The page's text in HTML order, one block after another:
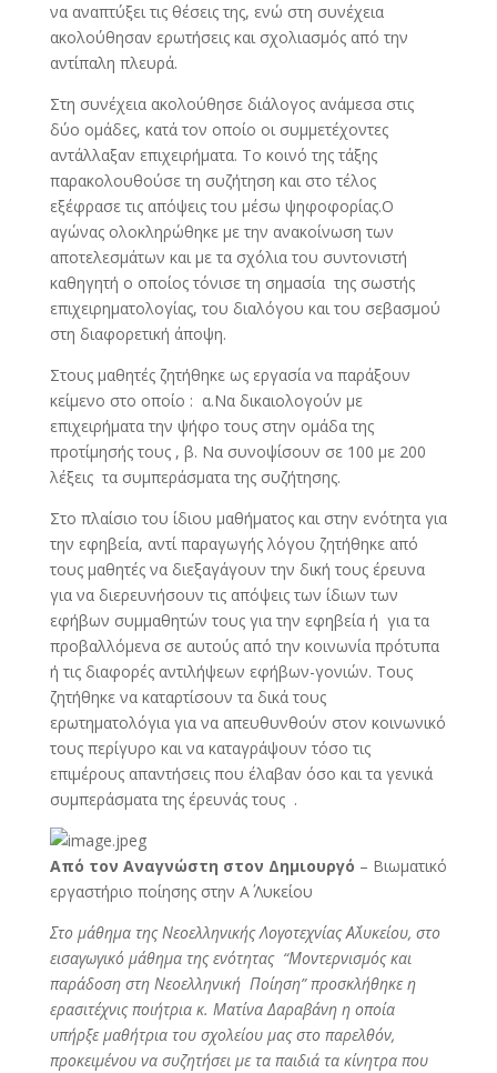
να αναπτύξει τις θέσεις της, ενώ στη συνέχεια
ακολούθησαν ερωτήσεις και σχολιασμός από την
αντίπαλη πλευρά.
Στη συνέχεια ακολούθησε διάλογος ανάμεσα στις
δύο ομάδες, κατά τον οποίο οι συμμετέχοντες
αντάλλαξαν επιχειρήματα. Το κοινό της τάξης
παρακολουθούσε τη συζήτηση και στο τέλος
εξέφρασε τις απόψεις του μέσω ψηφοφορίας.Ο
αγώνας ολοκληρώθηκε με την ανακοίνωση των
αποτελεσμάτων και με τα σχόλια του συντονιστή
καθηγητή ο οποίος τόνισε τη σημασία της σωστής
επιχειρηματολογίας, του διαλόγου και του σεβασμού
στη διαφορετική άποψη.
Στους μαθητές ζητήθηκε ως εργασία να παράξουν
κείμενο στο οποίο : α.Να δικαιολογούν με
επιχειρήματα την ψήφο τους στην ομάδα της
προτίμησής τους , β. Να συνοψίσουν σε 100 με 200
λέξεις τα συμπεράσματα της συζήτησης.
Στο πλαίσιο του ίδιου μαθήματος και στην ενότητα για
την εφηβεία, αντί παραγωγής λόγου ζητήθηκε από
τους μαθητές να διεξαγάγουν την δική τους έρευνα
για να διερευνήσουν τις απόψεις των ίδιων των
εφήβων συμμαθητών τους για την εφηβεία ή για τα
προβαλλόμενα σε αυτούς από την κοινωνία πρότυπα
ή τις διαφορές αντιλήψεων εφήβων-γονιών. Τους
ζητήθηκε να καταρτίσουν τα δικά τους
ερωτηματολόγια για να απευθυνθούν στον κοινωνικό
τους περίγυρο και να καταγράψουν τόσο τις
επιμέρους απαντήσεις που έλαβαν όσο και τα γενικά
συμπεράσματα της έρευνάς τους .
Από τον Αναγνώστη στον Δημιουργό – Βιωματικό
εργαστήριο ποίησης στην Α΄ Λυκείου
Στο μάθημα της Νεοελληνικής Λογοτεχνίας Α΄λυκείου, στο
εισαγωγικό μάθημα της ενότητας “Μοντερνισμός και
παράδοση στη Νεοελληνική Ποίηση” προσκλήθηκε η
ερασιτέχνις ποιήτρια κ. Ματίνα Δαραβάνη η οποία
υπήρξε μαθήτρια του σχολείου μας στο παρελθόν,
προκειμένου να συζητήσει με τα παιδιά τα κίνητρα που